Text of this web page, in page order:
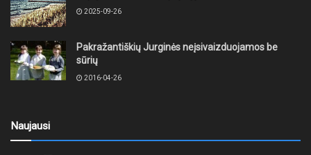
2025-09-26
Pakražantiškių Jurginės neįsivaizduojamos be
sūrių
2016-04-26
Naujausi